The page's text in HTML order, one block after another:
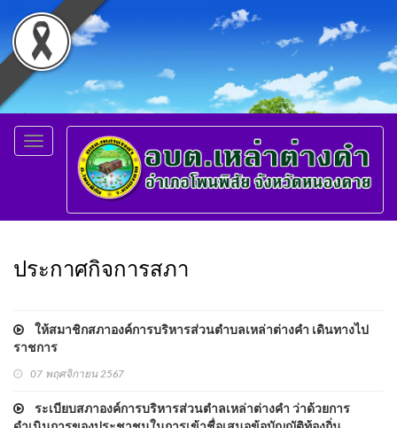
Toggle
navigation
ประกาศกิจการสภา
ให้สมาชิกสภาองค์การบริหารส่วนตำบลเหล่าต่างคำ เดินทางไป
ราชการ
07 พฤศจิกายน 2567
ระเบียบสภาองค์การบริหารส่วนตำลเหล่าต่างคำ ว่าด้วยการ